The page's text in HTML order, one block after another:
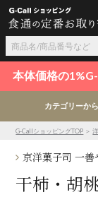
本体価格の
カテゴリーか
G-CallショッピングTOP ＞
京洋菓子司 一善
干柿・胡